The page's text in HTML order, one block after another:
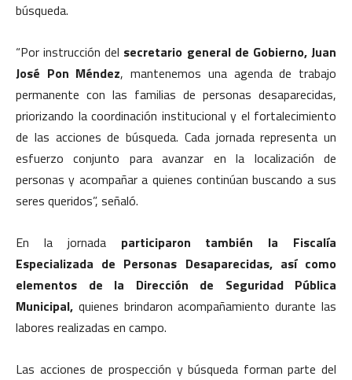
búsqueda.
“Por instrucción del secretario general de Gobierno, Juan
José Pon Méndez, mantenemos una agenda de trabajo
permanente con las familias de personas desaparecidas,
priorizando la coordinación institucional y el fortalecimiento
de las acciones de búsqueda. Cada jornada representa un
esfuerzo conjunto para avanzar en la localización de
personas y acompañar a quienes continúan buscando a sus
seres queridos”, señaló.
En la jornada participaron también la Fiscalía
Especializada de Personas Desaparecidas, así como
elementos de la Dirección de Seguridad Pública
Municipal, quienes brindaron acompañamiento durante las
labores realizadas en campo.
Las acciones de prospección y búsqueda forman parte del